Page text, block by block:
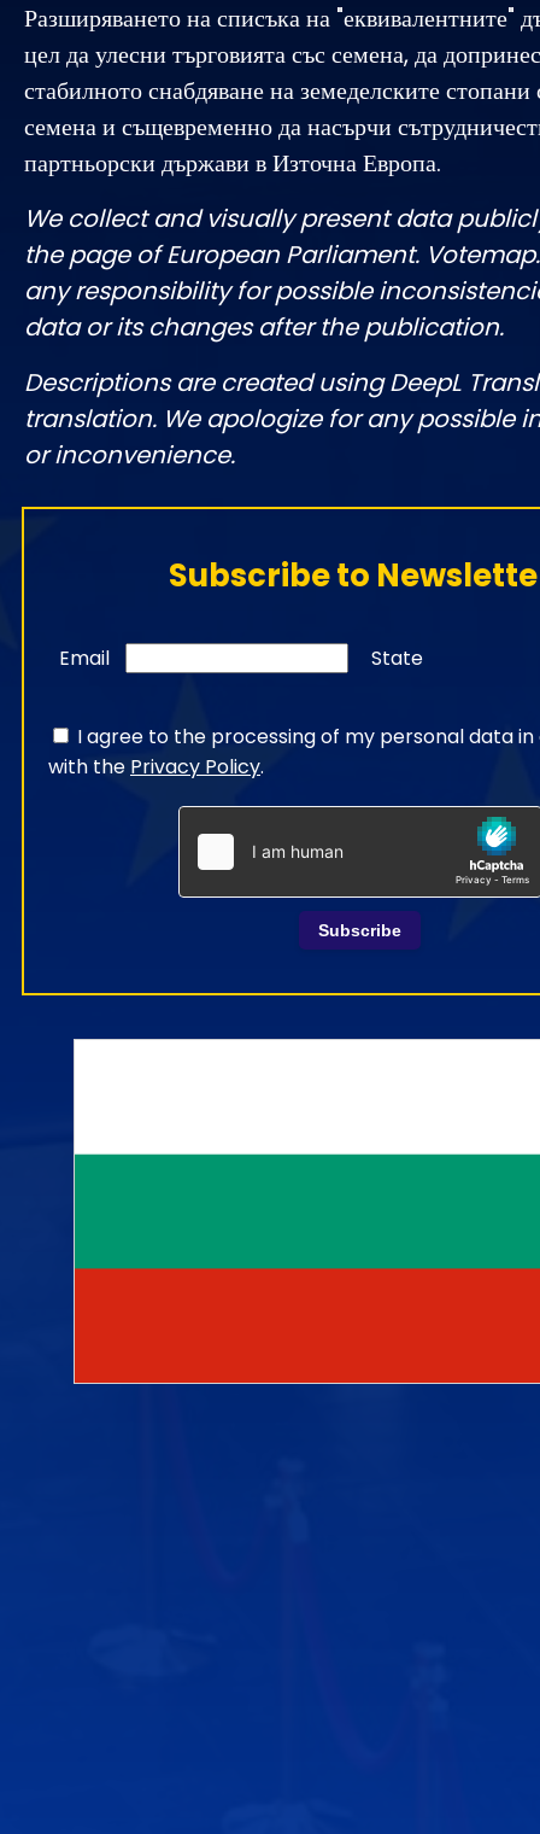
Разширяването на списъка на "еквивалентните"
цел да улесни търговията със семена, да
стабилното снабдяване на земеделските стопани
семена и същевременно да насърчи
партньорски държави в Източна Европа.
We collect and visually present data
the page of European Parliament.
any responsibility for possible
data or its changes after the publication.
Descriptions are created using DeepL
translation. We apologize for any possible
or inconvenience.
Subscribe to
Email State
I agree to the processing of my personal data
with the Privacy Policy.
Subscribe